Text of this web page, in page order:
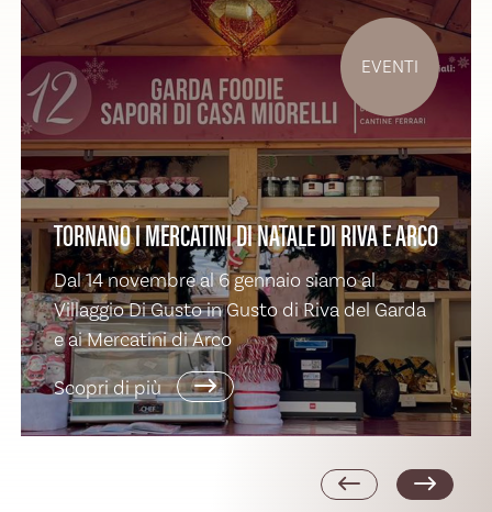
EVENTI
TORNANO I MERCATINI DI NATALE DI RIVA E ARCO
Dal 14 novembre al 6 gennaio siamo al
Villaggio Di Gusto in Gusto di Riva del Garda
e ai Mercatini di Arco
Scopri di più